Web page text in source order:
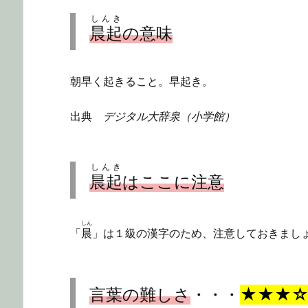
晨起
しんき
の意味
朝早く起きること。早起き。
出典 デジタル大辞泉（小学館）
晨起
しんき
はここに注意
「晨
しん
」は１級の漢字のため、注意しておきまし
言葉の難しさ ・・・